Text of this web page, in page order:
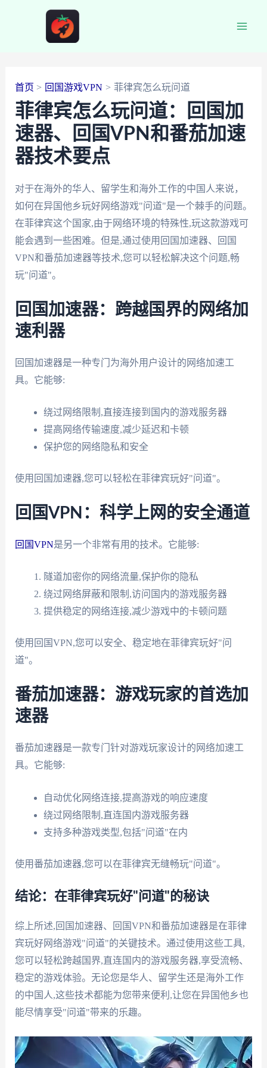
首页 回国游戏VPN 菲律宾怎么玩问道
菲律宾怎么玩问道：回国加
速器、回国VPN和番茄加速
器技术要点
对于在海外的华人、留学生和海外工作的中国人来说，
如何在异国他乡玩好网络游戏"问道"是一个棘手的问题。
在菲律宾这个国家,由于网络环境的特殊性,玩这款游戏可
能会遇到一些困难。但是,通过使用回国加速器、回国
VPN和番茄加速器等技术,您可以轻松解决这个问题,畅
玩"问道"。
回国加速器：跨越国界的网络加
速利器
回国加速器是一种专门为海外用户设计的网络加速工
具。它能够:
绕过网络限制,直接连接到国内的游戏服务器
提高网络传输速度,减少延迟和卡顿
保护您的网络隐私和安全
使用回国加速器,您可以轻松在菲律宾玩好"问道"。
回国VPN：科学上网的安全通道
回国VPN是另一个非常有用的技术。它能够:
隧道加密你的网络流量,保护你的隐私
绕过网络屏蔽和限制,访问国内的游戏服务器
提供稳定的网络连接,减少游戏中的卡顿问题
使用回国VPN,您可以安全、稳定地在菲律宾玩好"问
道"。
番茄加速器：游戏玩家的首选加
速器
番茄加速器是一款专门针对游戏玩家设计的网络加速工
具。它能够:
自动优化网络连接,提高游戏的响应速度
绕过网络限制,直连国内游戏服务器
支持多种游戏类型,包括"问道"在内
使用番茄加速器,您可以在菲律宾无缝畅玩"问道"。
结论：在菲律宾玩好"问道"的秘诀
综上所述,回国加速器、回国VPN和番茄加速器是在菲律
宾玩好网络游戏"问道"的关键技术。通过使用这些工具,
您可以轻松跨越国界,直连国内的游戏服务器,享受流畅、
稳定的游戏体验。无论您是华人、留学生还是海外工作
的中国人,这些技术都能为您带来便利,让您在异国他乡也
能尽情享受"问道"带来的乐趣。